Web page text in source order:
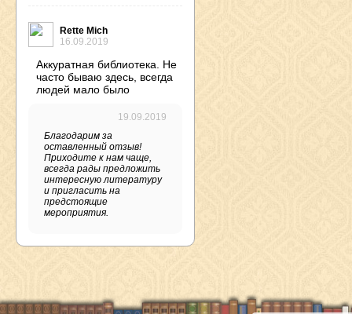
Rette Mich
16.09.2019
Аккуратная библиотека. Не
часто бываю здесь, всегда
людей мало было
19.09.2019
Благодарим за
оставленный отзыв!
Приходите к нам чаще,
всегда рады предложить
интересную литературу
и пригласить на
предстоящие
мероприятия.